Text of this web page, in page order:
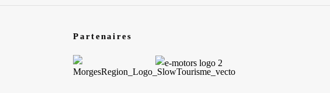
Partenaires